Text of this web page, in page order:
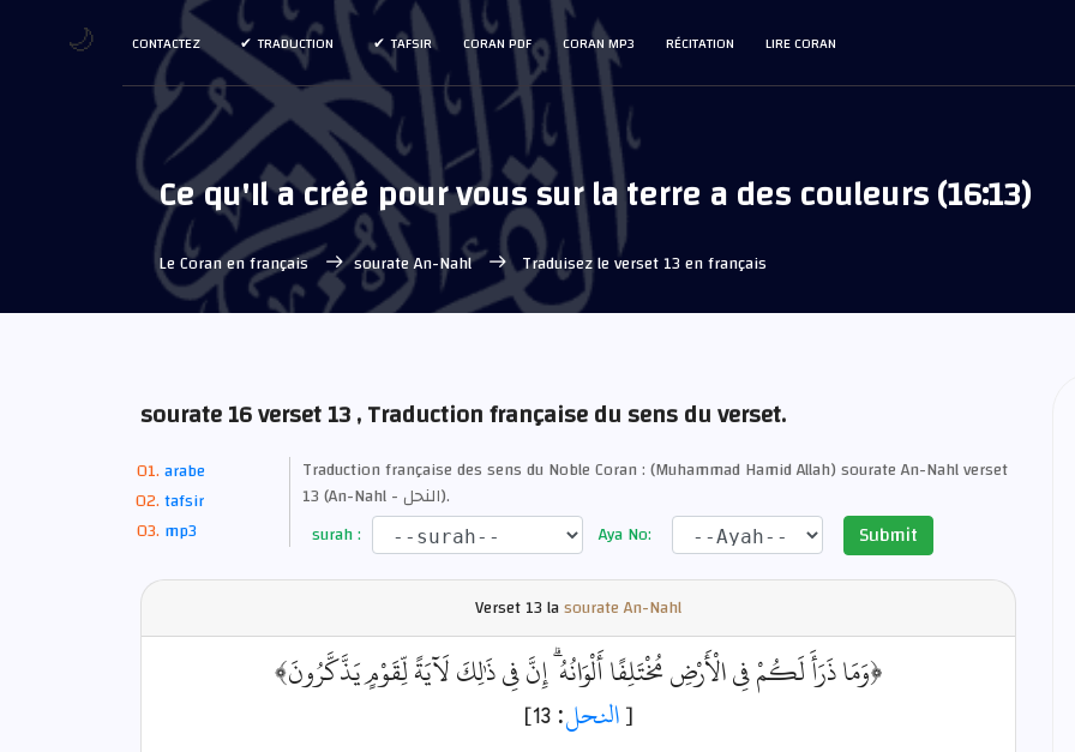
LIRE CORAN
RÉCITATION
CORAN MP3
CORAN PDF
TAFSIR
TRADUCTION
CONTACTEZ
Ce qu'Il a créé pour vous sur la terre a des couleurs (16:13)
Le Coran en français sourate An-Nahl Traduisez le verset 13 en français
sourate 16 verset 13 , Traduction française du sens du verset.
arabe
tafsir
mp3
Traduction française des sens du Noble Coran : (Muhammad Hamid Allah) sourate An-Nahl verset
13 (An-Nahl - النحل).
surah :
Aya No: Submit
Verset13 lasourate An-Nahl
﴿وَمَا ذَرَأَ لَكُمْ فِي الْأَرْضِ مُخْتَلِفًا أَلْوَانُهُ ۗ إِنَّ فِي ذَٰلِكَ لَآيَةً لِّقَوْمٍ يَذَّكَّرُونَ﴾
[النحل: 13]
🌙